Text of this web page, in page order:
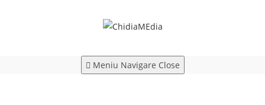
Meniu Navigare Close